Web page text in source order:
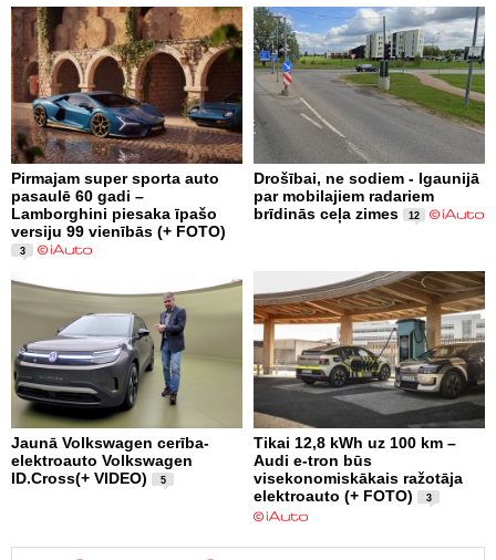
Pirmajam super sporta auto
pasaulē 60 gadi –
Lamborghini piesaka īpašo
versiju 99 vienībās (+ FOTO)
3
Drošībai, ne sodiem - Igaunijā
par mobilajiem radariem
brīdinās ceļa zimes
12
Jaunā Volkswagen cerība-
elektroauto Volkswagen
ID.Cross(+ VIDEO)
5
Tikai 12,8 kWh uz 100 km –
Audi e-tron būs
visekonomiskākais ražotāja
elektroauto (+ FOTO)
3